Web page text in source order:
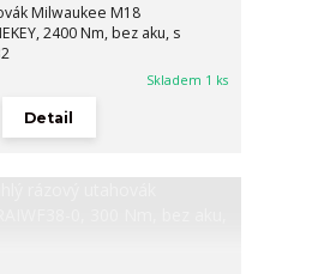
Milwaukee M18
2400 Nm, bez aku, s
Skladem 1 ks
Detail